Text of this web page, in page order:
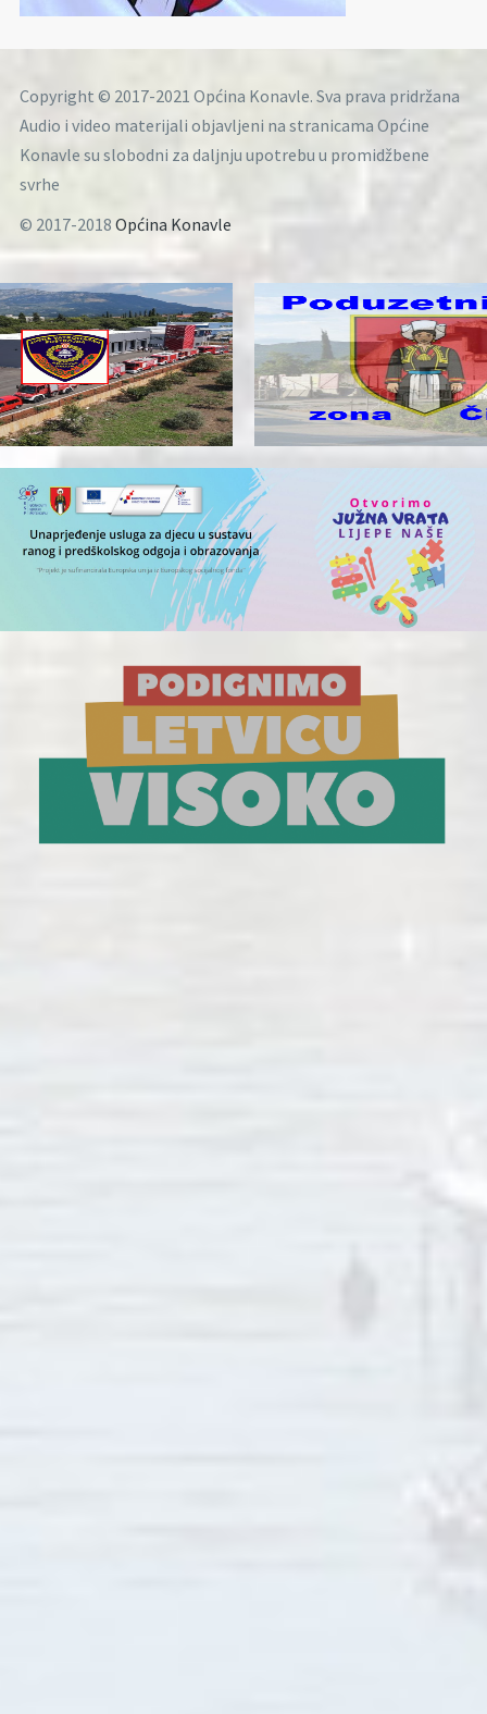
Copyright © 2017-2021 Općina Konavle. Sva prava pridržana
Audio i video materijali objavljeni na stranicama Općine
Konavle su slobodni za daljnju upotrebu u promidžbene
svrhe
© 2017-2018 Općina Konavle